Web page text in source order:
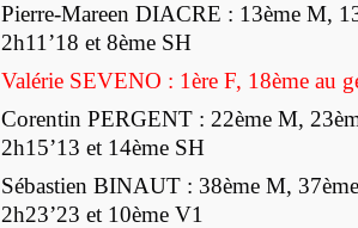
Pierre-Mareen DIACRE : 13ème M,
2h11’18 et 8ème SH
Valérie SEVENO : 1ère F, 18ème au
Corentin PERGENT : 22ème M,
2h15’13 et 14ème SH
Sébastien BINAUT : 38ème M,
2h23’23 et 10ème V1